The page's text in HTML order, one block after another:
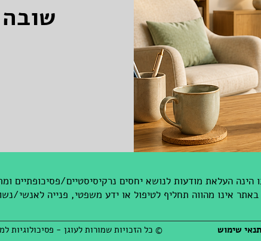
העלאת מודעות לנושא יחסים נרקיסיסטיים/פסיכופתיים
אינו מהווה תחליף לטיפול או ידע משפטי, פנייה לאנשי/
© כל הזכויות שמורות לעוגן - פסיכולוגיות תנאי שימוש